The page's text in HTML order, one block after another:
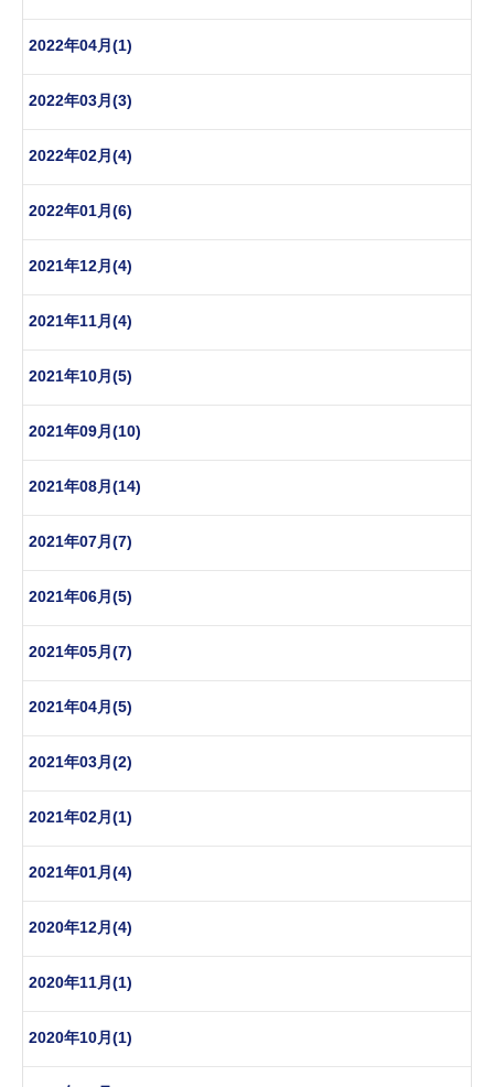
2022年04月(1)
2022年03月(3)
2022年02月(4)
2022年01月(6)
2021年12月(4)
2021年11月(4)
2021年10月(5)
2021年09月(10)
2021年08月(14)
2021年07月(7)
2021年06月(5)
2021年05月(7)
2021年04月(5)
2021年03月(2)
2021年02月(1)
2021年01月(4)
2020年12月(4)
2020年11月(1)
2020年10月(1)